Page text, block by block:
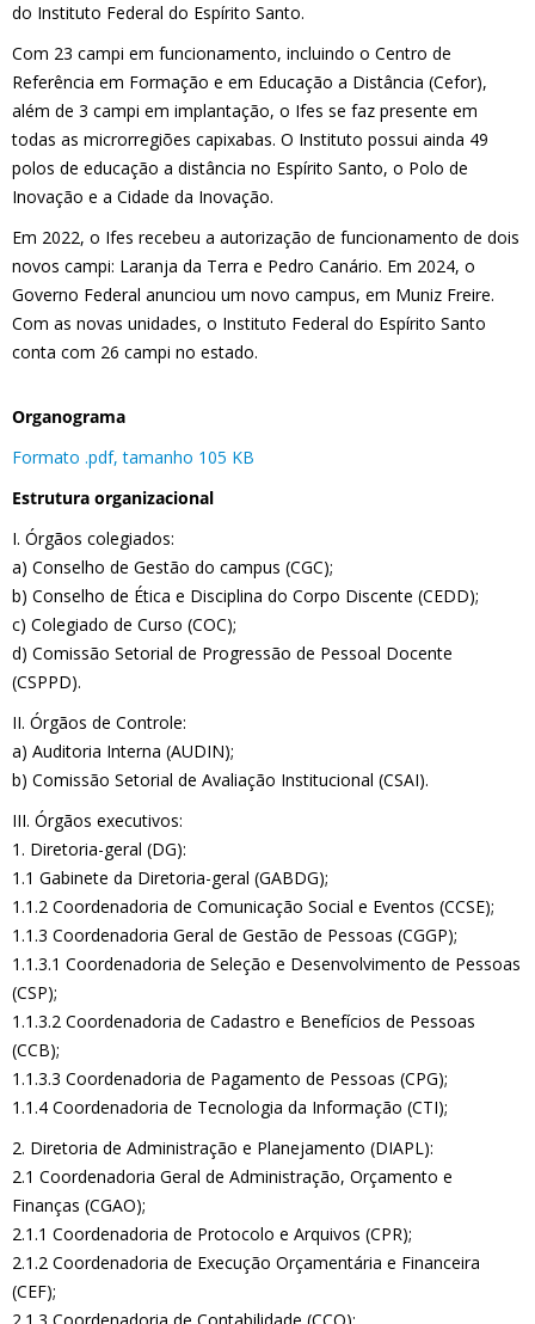
do Instituto Federal do Espírito Santo.
Com 23 campi em funcionamento, incluindo o Centro de
Referência em Formação e em Educação a Distância (Cefor),
além de 3 campi em implantação, o Ifes se faz presente em
todas as microrregiões capixabas. O Instituto possui ainda 49
polos de educação a distância no Espírito Santo, o Polo de
Inovação e a Cidade da Inovação.
Em 2022, o Ifes recebeu a autorização de funcionamento de dois
novos campi: Laranja da Terra e Pedro Canário. Em 2024, o
Governo Federal anunciou um novo campus, em Muniz Freire.
Com as novas unidades, o Instituto Federal do Espírito Santo
conta com 26 campi no estado.
Organograma
Formato .pdf, tamanho 105 KB
Estrutura organizacional
I. Órgãos colegiados:
a) Conselho de Gestão do campus (CGC);
b) Conselho de Ética e Disciplina do Corpo Discente (CEDD);
c) Colegiado de Curso (COC);
d) Comissão Setorial de Progressão de Pessoal Docente
(CSPPD).
II. Órgãos de Controle:
a) Auditoria Interna (AUDIN);
b) Comissão Setorial de Avaliação Institucional (CSAI).
III. Órgãos executivos:
1. Diretoria-geral (DG):
1.1 Gabinete da Diretoria-geral (GABDG);
1.1.2 Coordenadoria de Comunicação Social e Eventos (CCSE);
1.1.3 Coordenadoria Geral de Gestão de Pessoas (CGGP);
1.1.3.1 Coordenadoria de Seleção e Desenvolvimento de Pessoas
(CSP);
1.1.3.2 Coordenadoria de Cadastro e Benefícios de Pessoas
(CCB);
1.1.3.3 Coordenadoria de Pagamento de Pessoas (CPG);
1.1.4 Coordenadoria de Tecnologia da Informação (CTI);
2. Diretoria de Administração e Planejamento (DIAPL):
2.1 Coordenadoria Geral de Administração, Orçamento e
Finanças (CGAO);
2.1.1 Coordenadoria de Protocolo e Arquivos (CPR);
2.1.2 Coordenadoria de Execução Orçamentária e Financeira
(CEF);